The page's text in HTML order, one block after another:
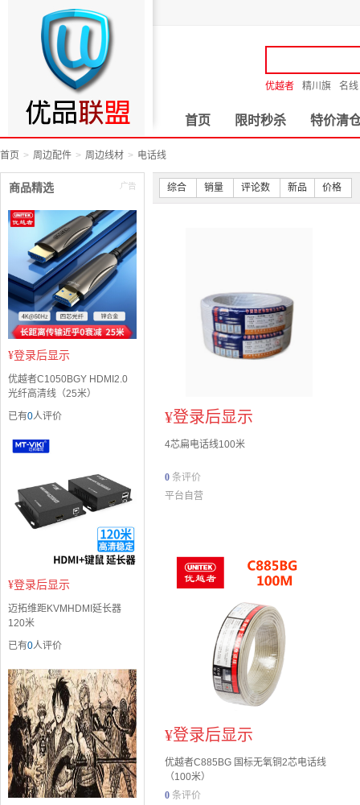
优越者 精川旗 名线
首页 限时秒杀 特价清
首页 周边配件 周边线材 电话线
商品精选
¥登录后显示
优越者C1050BGY HDMI2.0
光纤高清线（25米）
已有0人评价
¥登录后显示
迈拓维距KVMHDMI延长器
120米
已有0人评价
综合 销量 评论数 新品 价格
¥登录后显示
4芯扁电话线100米
0 条评价
平台自营
¥登录后显示
优越者C885BG 国标无氧铜2芯电话线
（100米）
0 条评价